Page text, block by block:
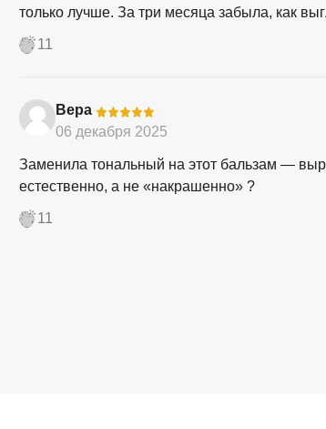
только лучше. За три месяца забыла, как
11
Вера-
06 декабря 2025
Заменила тональный на этот бальзам —
естественно, а не «накрашенно» ?
11